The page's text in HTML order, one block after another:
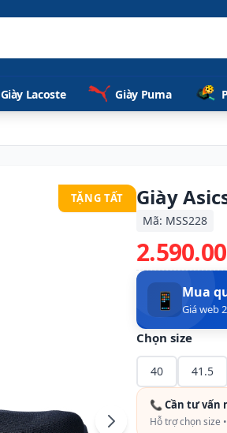
Giày Lacoste Giày Puma
TẶNG TẤT Giày
Mã: MSS228
📱 Mua
Giá web
Chọn size
40 41.5
📞 Cần tư vấn
Hỗ trợ chọn size